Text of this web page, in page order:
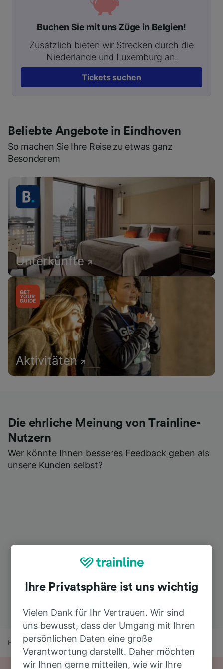
Buchen Sie mit uns Züge in Belgien!
Zusätzlich bieten wir Strecken durch die
Niederlande und Luxemburg an.
Tickets suchen
Beliebte Angebote in Eindhoven
So machen Sie Ihre Reise zu etwas ganz
Besonderem
Unterkünfte
Aktivitäten
Die ehrliche Meinung von Trainline-
Nutzern
Wer könnte Ihnen besseres Feedback geben als
unsere Kunden selbst?
Home Bahnfahrplan Best nach Eindhoven
Ihre Privatsphäre ist uns wichtig
Vielen Dank für Ihr Vertrauen. Wir sind
uns bewusst, dass der Umgang mit Ihren
persönlichen Daten eine große
Verantwortung darstellt. Daher möchten
wir Ihnen gerne mitteilen, wie wir Ihre